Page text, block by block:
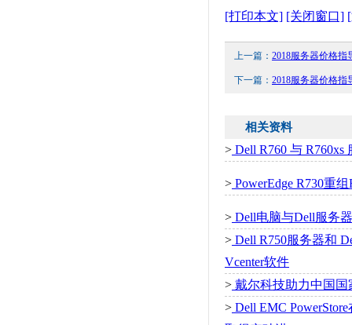
[打印本文] [关闭窗口]
上一篇： 2018服务器价格指
下一篇： 2018服务器价格指
相关资料
> Dell R760 与
> PowerEdge R730重
> Dell电脑与Dell服务
> Dell R750服务器和
Vcenter软件
> 戴尔科技助力中国
> Dell EMC